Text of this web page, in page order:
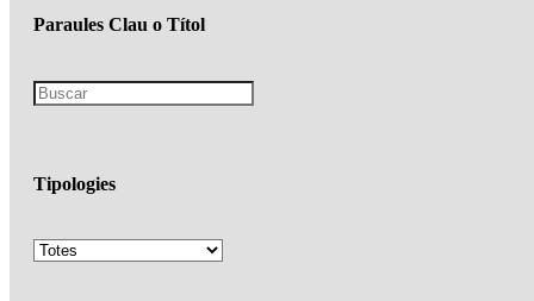
Paraules Clau o Títol
Tipologies